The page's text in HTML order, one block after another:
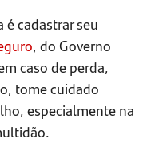
é cadastrar seu
, do Governo
caso de perda,
tome cuidado
especialmente na